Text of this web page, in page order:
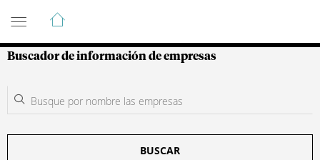
Guía de Empresas Colombianas
Buscador de información de empresas
BUSCAR